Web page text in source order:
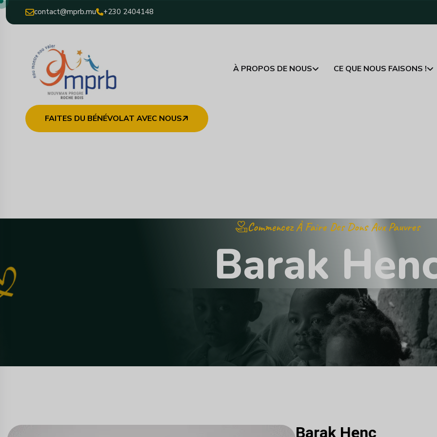
contact@mprb.mu +230 2404148
À PROPOS DE NOUS CE QUE NOUS FAISONS !
FAITES DU BÉNÉVOLAT AVEC NOUS
Commencez À Faire Des Dons Aux Pauvres
Barak Hen
Barak Henc